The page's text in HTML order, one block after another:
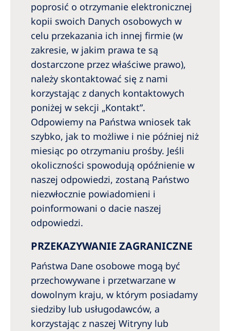
poprosić o otrzymanie elektronicznej
kopii swoich Danych osobowych w
celu przekazania ich innej firmie (w
zakresie, w jakim prawa te są
dostarczone przez właściwe prawo),
należy skontaktować się z nami
korzystając z danych kontaktowych
poniżej w sekcji „Kontakt”.
Odpowiemy na Państwa wniosek tak
szybko, jak to możliwe i nie później niż
miesiąc po otrzymaniu prośby. Jeśli
okoliczności spowodują opóźnienie w
naszej odpowiedzi, zostaną Państwo
niezwłocznie powiadomieni i
poinformowani o dacie naszej
odpowiedzi.
PRZEKAZYWANIE ZAGRANICZNE
Państwa Dane osobowe mogą być
przechowywane i przetwarzane w
dowolnym kraju, w którym posiadamy
siedziby lub usługodawców, a
korzystając z naszej Witryny lub